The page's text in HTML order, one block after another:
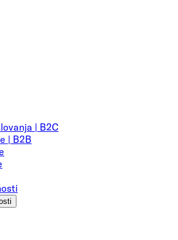
| B2C
| B2B